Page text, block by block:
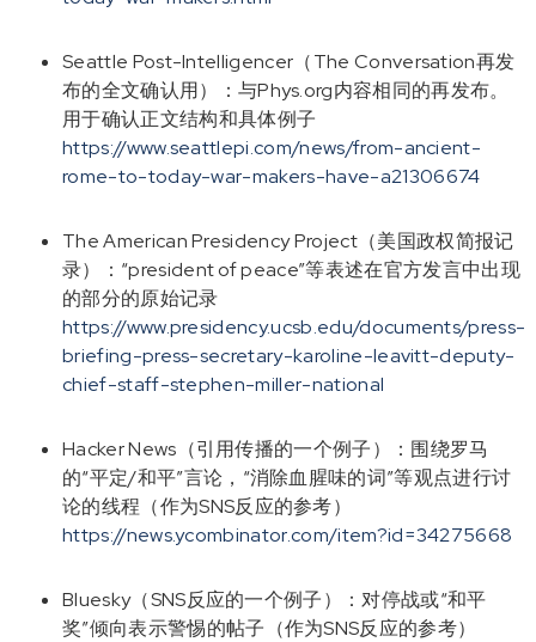
Seattle Post-Intelligencer（The Conversation再发
布的全文确认用）：与Phys.org内容相同的再发布。
用于确认正文结构和具体例子
https://www.seattlepi.com/news/from-ancient-
rome-to-today-war-makers-have-a21306674
The American Presidency Project（美国政权简报记
录）：“president of peace”等表述在官方发言中出现
的部分的原始记录
https://www.presidency.ucsb.edu/documents/press-
briefing-press-secretary-karoline-leavitt-deputy-
chief-staff-stephen-miller-national
Hacker News（引用传播的一个例子）：围绕罗马
的“平定/和平”言论，“消除血腥味的词”等观点进行讨
论的线程（作为SNS反应的参考）
https://news.ycombinator.com/item?id=34275668
Bluesky（SNS反应的一个例子）：对停战或“和平
奖”倾向表示警惕的帖子（作为SNS反应的参考）